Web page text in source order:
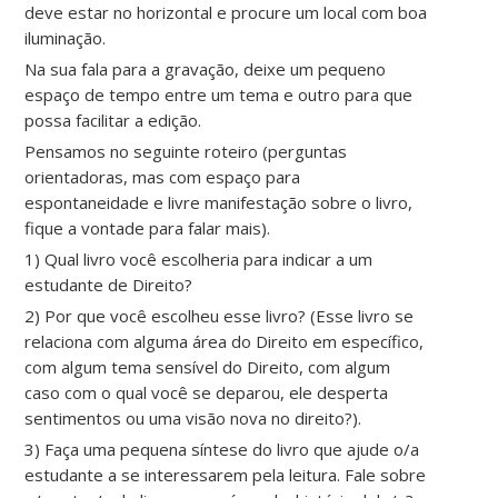
deve estar no horizontal e procure um local com boa
iluminação.
Na sua fala para a gravação, deixe um pequeno
espaço de tempo entre um tema e outro para que
possa facilitar a edição.
Pensamos no seguinte roteiro (perguntas
orientadoras, mas com espaço para
espontaneidade e livre manifestação sobre o livro,
fique a vontade para falar mais).
1) Qual livro você escolheria para indicar a um
estudante de Direito?
2) Por que você escolheu esse livro? (Esse livro se
relaciona com alguma área do Direito em específico,
com algum tema sensível do Direito, com algum
caso com o qual você se deparou, ele desperta
sentimentos ou uma visão nova no direito?).
3) Faça uma pequena síntese do livro que ajude o/a
estudante a se interessarem pela leitura. Fale sobre